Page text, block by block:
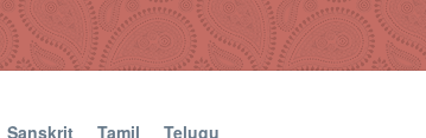
Sanskrit Tamil Telugu